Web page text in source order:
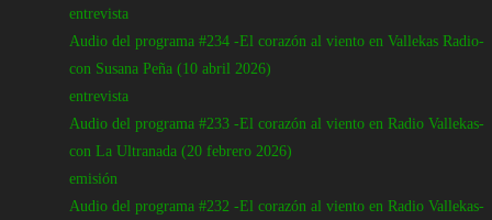
entrevista
Audio del programa #234 -El corazón al viento en Vallekas Radio-
con Susana Peña (10 abril 2026)
entrevista
Audio del programa #233 -El corazón al viento en Radio Vallekas-
con La Ultranada (20 febrero 2026)
emisión
Audio del programa #232 -El corazón al viento en Radio Vallekas-
Si en una caja metemos rigor, trabajo (el que conlleva la
composición en pos de la simbiosis de letra -historia contada- y
música, pero también el que se refleja en un escenario tras un